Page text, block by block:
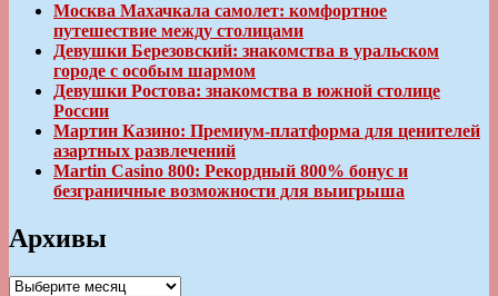
Москва Махачкала самолет: комфортное
путешествие между столицами
Девушки Березовский: знакомства в уральском
городе с особым шармом
Девушки Ростова: знакомства в южной столице
России
Мартин Казино: Премиум-платформа для ценителей
азартных развлечений
Martin Casino 800: Рекордный 800% бонус и
безграничные возможности для выигрыша
Архивы
Архивы